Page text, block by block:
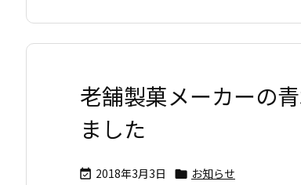
老舗製菓メーカーの
ました
 2018年3月3日  お知らせ